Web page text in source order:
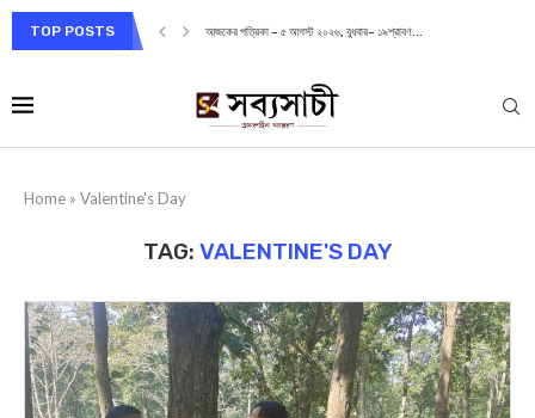
TOP POSTS আজকের পত্রিকা – ৫ আগস্ট ২০২৬, বুধবার– ১৯শ্রাবণ...
Home » Valentine's Day
TAG: VALENTINE'S DAY